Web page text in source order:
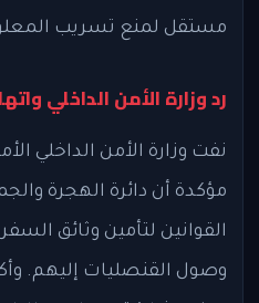
مستقل لمنع تسريب
رد وزارة الأمن الداخلي
نفت وزارة الأمن الداخلي
مؤكدة أن دائرة الهجرة
القوانين لتأمين وثائق
وصول القنصليات إليهم.